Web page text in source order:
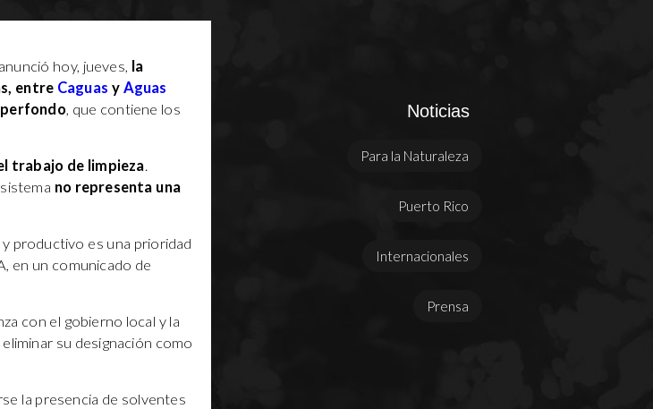
hoy, jueves, la
entre Caguas y Aguas
, que contiene los
trabajo de limpieza.
no representa una
productivo es una prioridad
en un comunicado de
con el gobierno local y la
su designación como
la presencia de solventes
Noticias
Para la Naturaleza
Puerto Rico
Internacionales
Prensa